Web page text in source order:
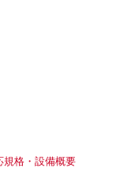
規格・設備概要